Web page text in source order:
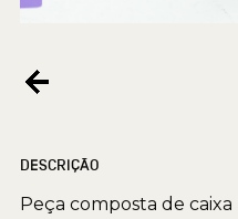
DESCRIÇÃO
Peça composta de caixa